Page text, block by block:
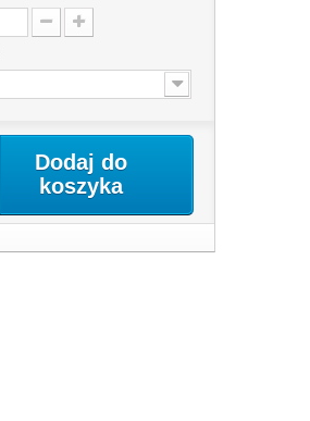
Dodaj do
koszyka